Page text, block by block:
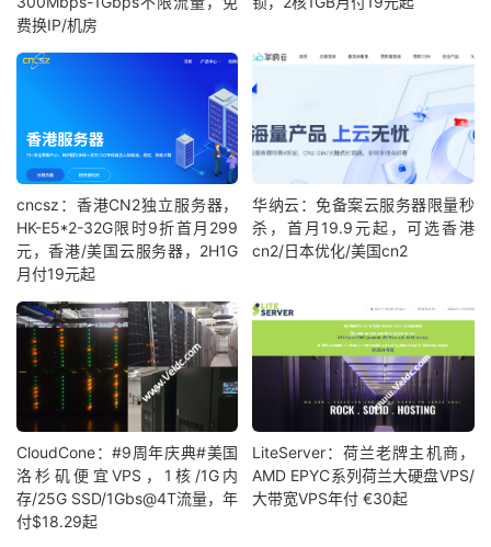
费换IP/机房
cncsz：香港CN2独立服务器，
HK-E5*2-32G限时9折首月299
元，香港/美国云服务器，2H1G
月付19元起
华纳云：免备案云服务器限量秒
杀，首月19.9元起，可选香港
cn2/日本优化/美国cn2
CloudCone：#9周年庆典#美国
洛杉矶便宜VPS，1核/1G内
存/25G SSD/1Gbs@4T流量，年
付$18.29起
LiteServer：荷兰老牌主机商，
AMD EPYC系列荷兰大硬盘VPS/
大带宽VPS年付 €30起